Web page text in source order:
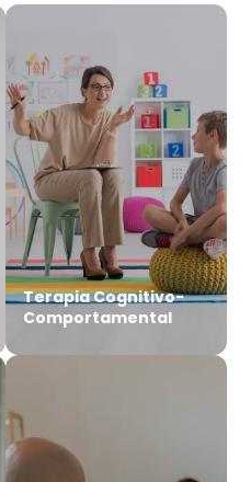
Terapia Cognitivo-
Comportamental